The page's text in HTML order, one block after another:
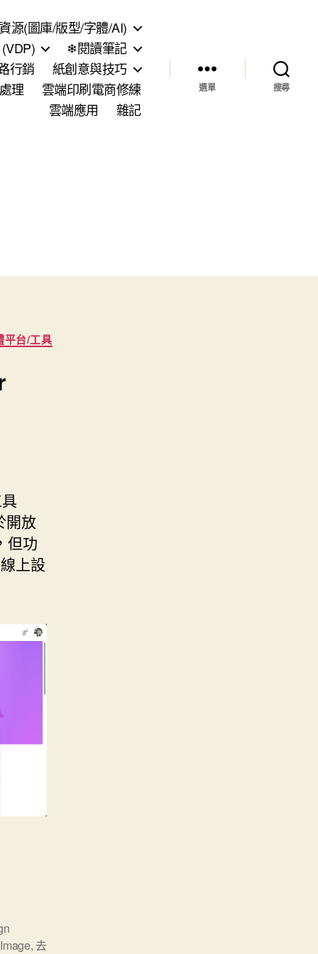
源(圖庫/版型/字體/AI)
❄閱讀筆記
行銷
紙創意與技巧
理
雲端印刷電商修練
雲端應用
雜記
選單 搜尋
平台/工具
開放
但功
上設
, 去